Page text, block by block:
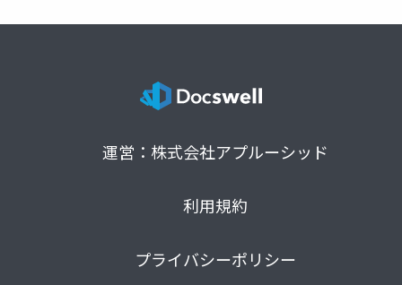
運営：株式会社アプルーシッド
利用規約
プライバシーポリシー